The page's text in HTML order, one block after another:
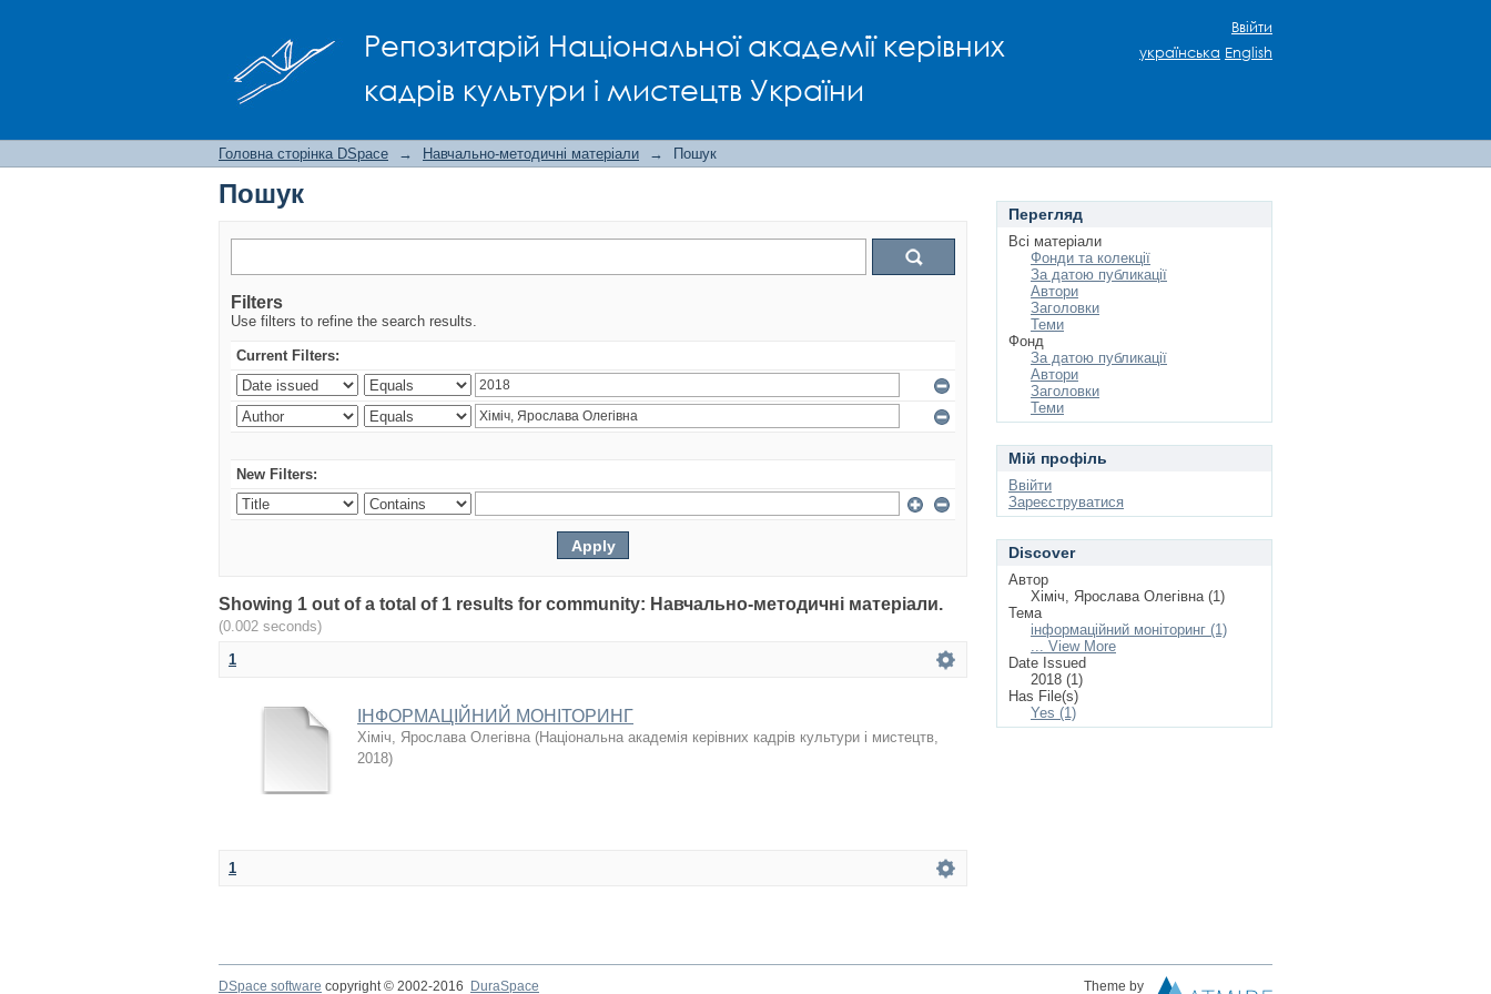
Репозитарій Національної академії керівних
кадрів культури і мистецтв України
Ввійти
українська English
Головна сторінка DSpace → Навчально-методичні матеріали → Пошук
Пошук
Filters
Use filters to refine the search results.
Current Filters:
New Filters:
Showing 1 out of a total of 1 results for community: Навчально-методичні матеріали.
(0.002 seconds)
1
ІНФОРМАЦІЙНИЙ МОНІТОРИНГ
Хіміч, Ярослава Олегівна (Національна академія керівних кадрів культури і мистецтв,
2018)
1
Перегляд
Всі матеріали
Фонди та колекції
За датою публикації
Автори
Заголовки
Теми
Фонд
За датою публикації
Автори
Заголовки
Теми
Мій профіль
Ввійти
Зареєструватися
Discover
Автор
Хіміч, Ярослава Олегівна (1)
Тема
інформаційний моніторинг (1)
... View More
Date Issued
2018 (1)
Has File(s)
Yes (1)
DSpace software copyright © 2002-2016 DuraSpace Theme by